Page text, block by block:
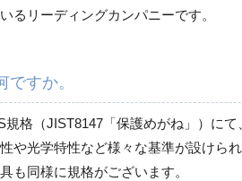
るリーディングカンパニーです。
ですか。
規格（JIST8147「保護めがね」）に
や光学特性など様々な基準が設けら
も同様に規格がございます。